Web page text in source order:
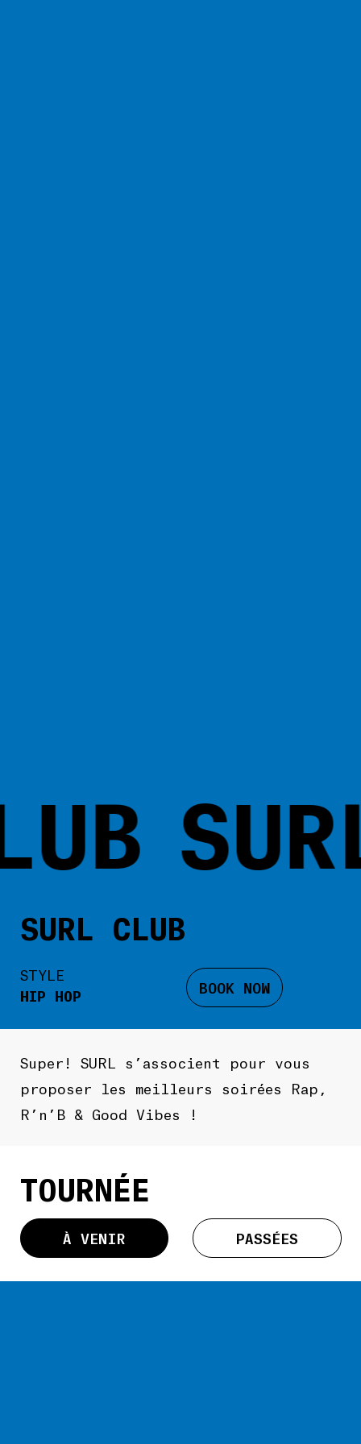
SURL CLUB
STYLE
HIP HOP
BOOK NOW
TOURNÉE
À VENIR PASSÉES
Super! SURL s’associent pour vous
proposer les meilleurs soirées Rap,
R’n’B & Good Vibes !